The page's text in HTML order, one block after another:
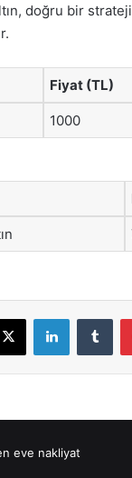
doğru bir
Fiyat (TL)
1000
X LinkedIn
eve nakliyat